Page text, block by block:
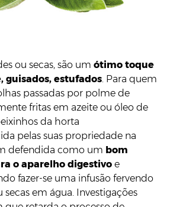
ou secas, são um ótimo toque
guisados, estufados. Para quem
passadas por polme de
fritas em azeite ou óleo de
da horta
pelas suas propriedade na
defendida como um bom
o aparelho digestivo e
fazer-se uma infusão fervendo
secas em água. Investigações